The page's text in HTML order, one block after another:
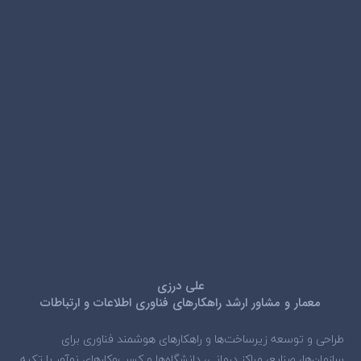
علی درزی
معمار و مشاور ارشد راهکارهای فناوری اطلاعات و ارتباطات
طراحی و توسعه زیرساخت‌ها و راهکارهای هوشمند فناوری برای